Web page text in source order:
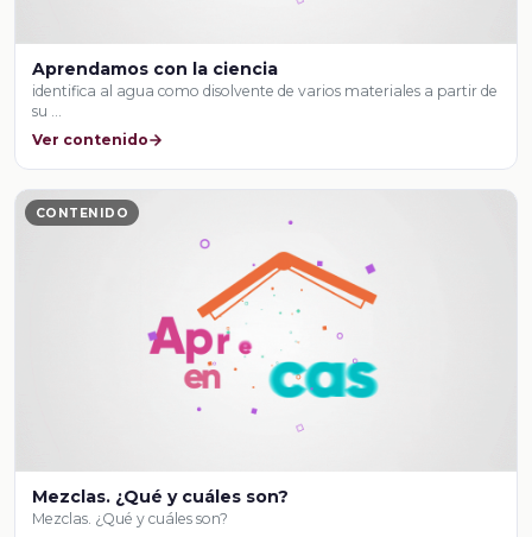
Aprendamos con la ciencia
identifica al agua como disolvente de varios materiales a partir de
su …
Ver contenido
CONTENIDO
Mezclas. ¿Qué y cuáles son?
Mezclas. ¿Qué y cuáles son?